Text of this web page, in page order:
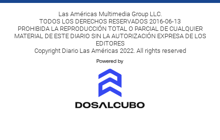
Las Américas Multimedia Group LLC.
TODOS LOS DERECHOS RESERVADOS 2016-06-13
PROHIBIDA LA REPRODUCCIÓN TOTAL O PARCIAL DE CUALQUIER
MATERIAL DE ESTE DIARIO SIN LA AUTORIZACIÓN EXPRESA DE LOS
EDITORES
Copyright Diario Las Américas 2022. All rights reserved